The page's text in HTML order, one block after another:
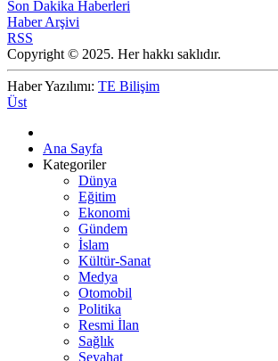
Son Dakika Haberleri
Haber Arşivi
RSS
Copyright © 2025. Her hakkı saklıdır.
Haber Yazılımı: TE Bilişim
Üst
Ana Sayfa
Kategoriler
Dünya
Eğitim
Ekonomi
Gündem
İslam
Kültür-Sanat
Medya
Otomobil
Politika
Resmi İlan
Sağlık
Seyahat